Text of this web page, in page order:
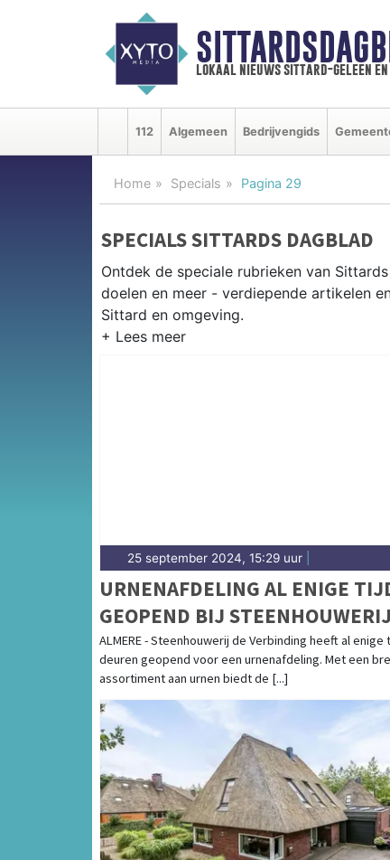
lokaal nieuws sittard-geleen
112 Algemeen Bedrijvengids
Home Specials Pagina 29
SPECIALS SITTARDS DAGBLAD
Ontdek de speciale rubrieken van
doelen en meer - verdiepende artikelen
Sittard en omgeving.
25 september 2024, 15:29 uur
URNENAFDELING AL ENIGE
GEOPEND BIJ
VERBINDING
ALMERE - Steenhouwerij de Verbinding heeft al enige
deuren geopend voor een urnenafdeling. Met een
assortiment aan urnen biedt de [...]